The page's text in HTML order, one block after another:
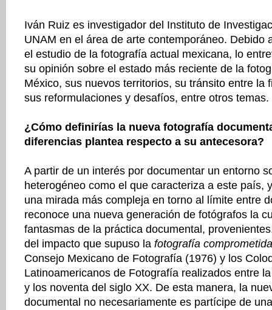
Iván Ruiz es investigador del Instituto de
UNAM en el área de arte contemporáneo. Debido
el estudio de la fotografía actual mexicana, lo
su opinión sobre el estado más reciente de la
México, sus nuevos territorios, su tránsito entre la
sus reformulaciones y desafíos, entre otros
¿Cómo definirías la nueva fotografía
diferencias plantea respecto a su antecesora?
A partir de un interés por documentar un entorno
heterogéneo como el que caracteriza a este país,
una mirada más compleja en torno al límite entre
reconoce una nueva generación de fotógrafos la
fantasmas de la práctica documental,
del impacto que supuso la fotografía comprometida
Consejo Mexicano de Fotografía (1976) y los
Latinoamericanos de Fotografía realizados entre
y los noventa del siglo XX. De esta manera, la
documental no necesariamente es partícipe de